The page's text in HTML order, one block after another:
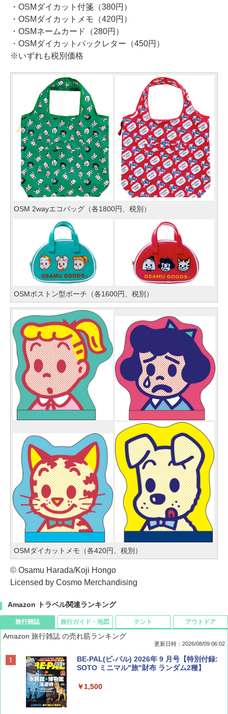
・OSMダイカット付箋（380円）
・OSMダイカットメモ（420円）
・OSMネームカード（280円）
・OSMダイカットパックレター（450円）
※いずれも税別価格
OSM 2wayエコバッグ（各1800円、税別）
OSMボストン型ポーチ（各1600円、税別）
OSMダイカットメモ（各420円、税別）
© Osamu Harada/Koji Hongo
Licensed by Cosmo Merchandising
Amazon トラベル関連ランキング
旅行雑誌
Amazon 旅行雑誌 の売れ筋ランキング
更新日時：2026/08/09 06:02
BE-PAL(ビ-パル) 2026年 9 月号【特別付録:
SOTO ミニマル"旅"財布 ランダム2種】
￥1,500
旅行ガイド・地図 テント アウトドア